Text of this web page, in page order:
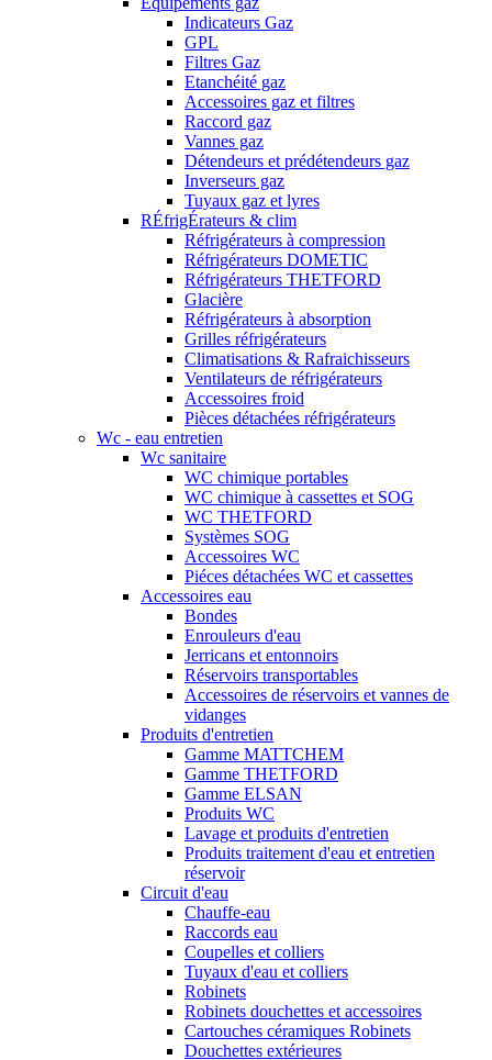
Indicateurs Gaz
GPL
Filtres Gaz
Etanchéité gaz
Accessoires gaz et filtres
Raccord gaz
Vannes gaz
Détendeurs et prédétendeurs gaz
Inverseurs gaz
Tuyaux gaz et lyres
RÉfrigÉrateurs & clim
Réfrigérateurs à compression
Réfrigérateurs DOMETIC
Réfrigérateurs THETFORD
Glacière
Réfrigérateurs à absorption
Grilles réfrigérateurs
Climatisations & Rafraichisseurs
Ventilateurs de réfrigérateurs
Accessoires froid
Pièces détachées réfrigérateurs
Wc - eau entretien
Wc sanitaire
WC chimique portables
WC chimique à cassettes et SOG
WC THETFORD
Systèmes SOG
Accessoires WC
Piéces détachées WC et cassettes
Accessoires eau
Bondes
Enrouleurs d'eau
Jerricans et entonnoirs
Réservoirs transportables
Accessoires de réservoirs et vannes de
vidanges
Produits d'entretien
Gamme MATTCHEM
Gamme THETFORD
Gamme ELSAN
Produits WC
Lavage et produits d'entretien
Produits traitement d'eau et entretien
réservoir
Circuit d'eau
Chauffe-eau
Raccords eau
Coupelles et colliers
Tuyaux d'eau et colliers
Robinets
Robinets douchettes et accessoires
Cartouches céramiques Robinets
Douchettes extérieures